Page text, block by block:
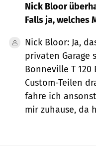
Nick Bloor
Falls ja, welches
Nick Bloor: Ja,
privaten Garage
Bonneville T
Custom-Teilen
fahre ich
mir zuhause, da